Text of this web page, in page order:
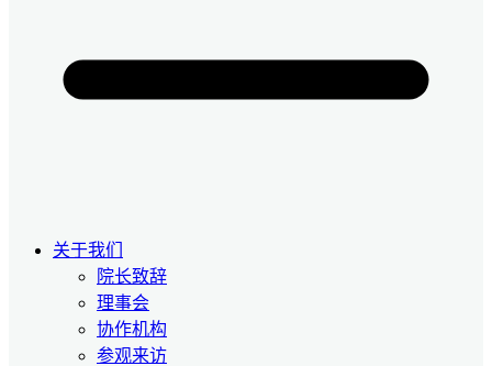
关于我们
院长致辞
理事会
协作机构
参观来访